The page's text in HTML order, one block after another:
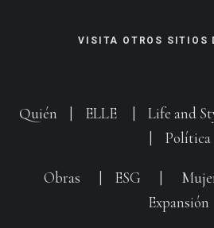
VISITA OTROS SITIOS
Quién ELLE Life and
Política
Obras ESG
Expansión